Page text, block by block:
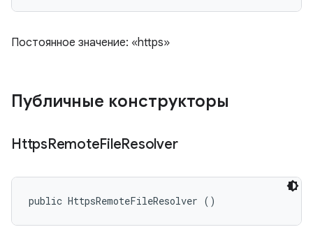
Постоянное значение: «https»
Публичные конструкторы
HttpsRemoteFileResolver
public HttpsRemoteFileResolver ()